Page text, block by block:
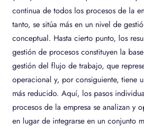
continua de todos los procesos de la
tanto, se sitúa más en un nivel de
conceptual. Hasta cierto punto, los
gestión de procesos constituyen la
gestión del flujo de trabajo, que
operacional y, por consiguiente, tiene
más reducido. Aquí, los pasos
procesos de la empresa se analizan y
en lugar de integrarse en un conjunto